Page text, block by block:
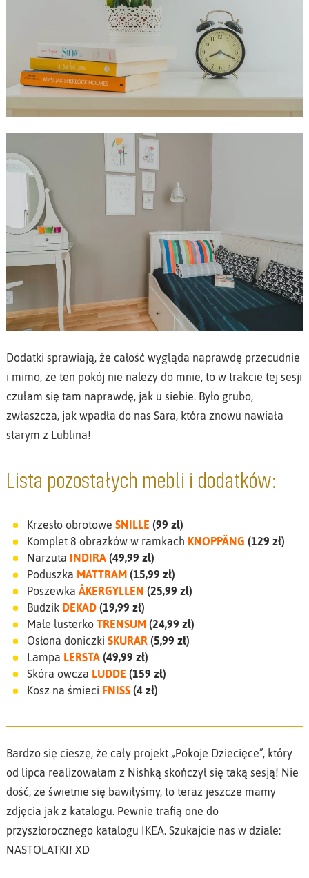
Dodatki sprawiają, że całość wygląda naprawdę przecudnie
i mimo, że ten pokój nie należy do mnie, to w trakcie tej sesji
czułam się tam naprawdę, jak u siebie. Było grubo,
zwłaszcza, jak wpadła do nas Sara, która znowu nawiała
starym z Lublina!
Lista pozostałych mebli i dodatków:
Krzesło obrotowe SNILLE (99 zł)
Komplet 8 obrazków w ramkach KNOPPÄNG (129 zł)
Narzuta INDIRA(49,99 zł)
Poduszka MATTRAM(15,99 zł)
Poszewka ÅKERGYLLEN (25,99 zł)
Budzik DEKAD (19,99 zł)
Małe lusterko TRENSUM(24,99 zł)
Osłona doniczki SKURAR(5,99 zł)
Lampa LERSTA(49,99 zł)
Skóra owcza LUDDE (159 zł)
Kosz na śmieci FNISS(4 zł)
Bardzo się cieszę, że cały projekt „Pokoje Dziecięce”, który
od lipca realizowałam z Nishką skończył się taką sesją! Nie
dość, że świetnie się bawiłyśmy, to teraz jeszcze mamy
zdjęcia jak z katalogu. Pewnie trafią one do
przyszłorocznego katalogu IKEA. Szukajcie nas w dziale:
NASTOLATKI! XD